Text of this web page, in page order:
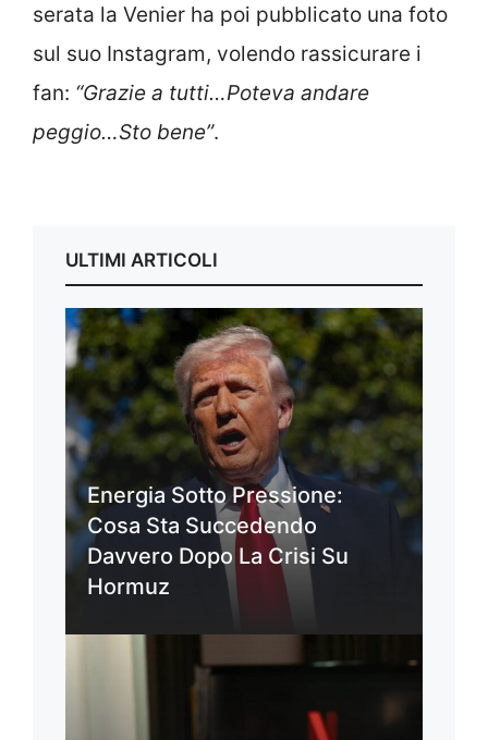
serata la Venier ha poi pubblicato una foto
sul suo Instagram, volendo rassicurare i
fan: “Grazie a tutti…Poteva andare
peggio…Sto bene”.
ULTIMI ARTICOLI
Energia Sotto Pressione:
Cosa Sta Succedendo
Davvero Dopo La Crisi Su
Hormuz